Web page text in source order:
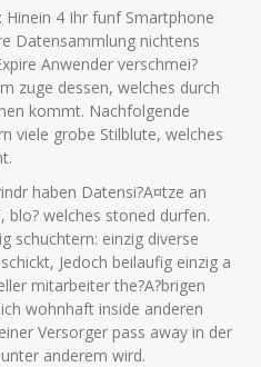
Hinein 4 Ihr funf Smartphone
Datensammlung nichtens
Anwender verschmei?
zuge dessen, welches durch
kommt. Nachfolgende
viele grobe Stilblute, welches
haben Datensi?A¤tze an
welches stoned durfen.
schuchtern: einzig diverse
Jedoch beilaufig einzig a
mitarbeiter the?A?brigen
wohnhaft inside anderen
Versorger pass away in der
anderem wird.